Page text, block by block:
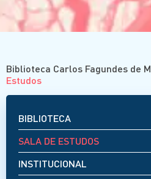
Cursos
Eventos
Biblioteca Carlos Fagundes de
Estudos
BIBLIOTECA
SALA DE ESTUDOS
INSTITUCIONAL